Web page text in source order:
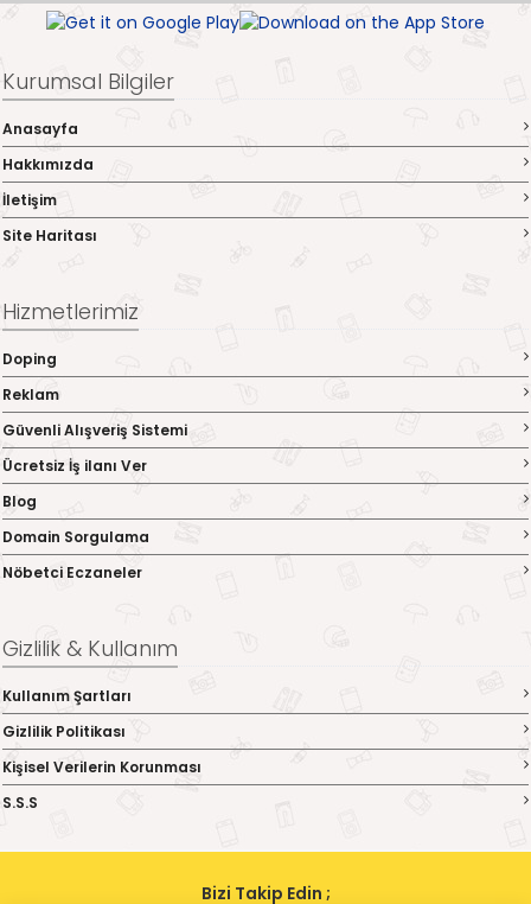
Kurumsal Bilgiler
Anasayfa
Hakkımızda
İletişim
Site Haritası
Hizmetlerimiz
Doping
Reklam
Güvenli Alışveriş Sistemi
Ücretsiz İş ilanı Ver
Blog
Domain Sorgulama
Nöbetci Eczaneler
Gizlilik & Kullanım
Kullanım Şartları
Gizlilik Politikası
Kişisel Verilerin Korunması
S.S.S
Bizi Takip Edin ;